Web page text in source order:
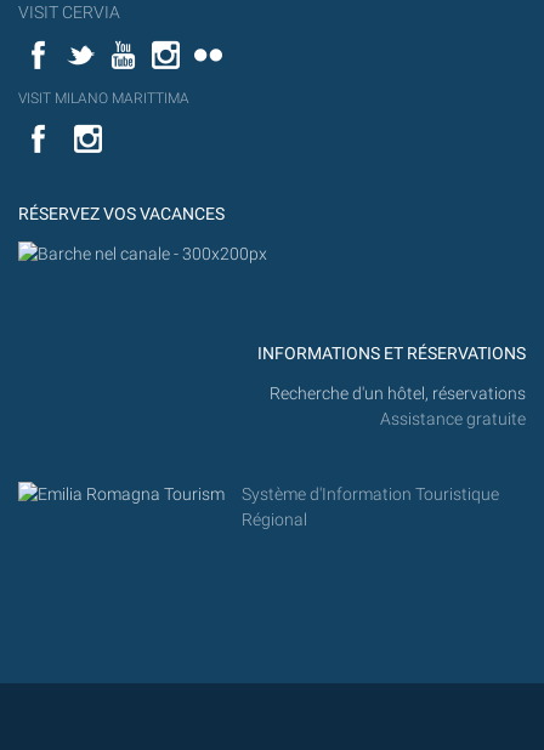
VISIT CERVIA
FacebookTwitterYouTubeInstagram
YouT
VISIT MILANO MARITTIMA
Flick
VISIT
MILANO
YouTube
RÉSERVEZ VOS VACANCES
INFORMATIONS ET RÉSERVATIONS
Recherche d'un hôtel, réservations
Assistance gratuite
Système d'Information Touristique
Régional